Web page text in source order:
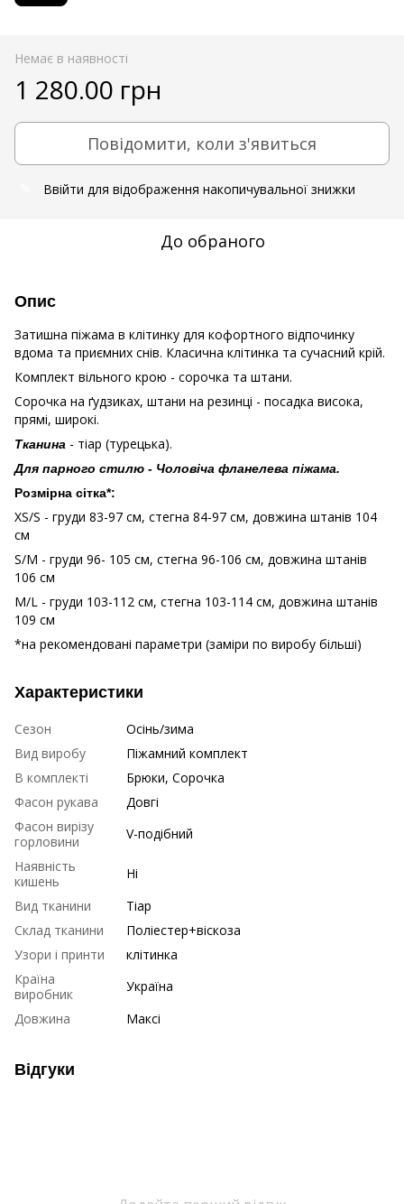
Немає в наявності
1 280.00 грн
Повідомити, коли з'явиться
Ввійти для відображення накопичувальної знижки
До обраного
Опис
Затишна піжама в клітинку для кофортного відпочинку
вдома та приємних снів. Класична клітинка та сучасний крій.
Комплект вільного крою - сорочка та штани.
Сорочка на ґудзиках, штани на резинці - посадка висока,
прямі, широкі.
Тканина - тіар (турецька).
Для парного стилю - Чоловіча фланелева піжама.
Розмірна сітка*:
XS/S - груди 83-97 см, стегна 84-97 см, довжина штанів 104
см
S/M - груди 96- 105 см, стегна 96-106 см, довжина штанів
106 см
M/L - груди 103-112 см, стегна 103-114 см, довжина штанів
109 см
*на рекомендовані параметри (заміри по виробу більші)
Характеристики
Сезон
Осінь/зима
Вид виробу
Піжамний комплект
В комплекті
Брюки, Сорочка
Фасон рукава
Довгі
Фасон вирізу
горловини
V-подібний
Наявність
кишень
Ні
Вид тканини
Тіар
Склад тканини
Поліестер+віскоза
Узори і принти
клітинка
Країна
виробник
Україна
Довжина
Максі
Відгуки